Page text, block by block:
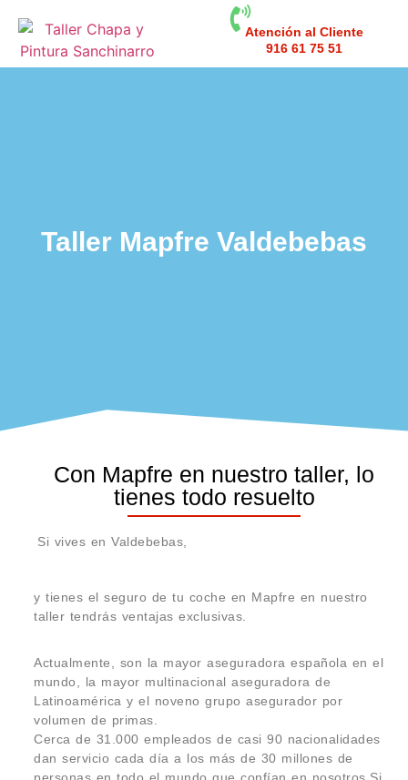
Atención al Cliente
916 61 75 51
Taller Mapfre Valdebebas
Con Mapfre en nuestro taller, lo
tienes todo resuelto
Si vives en Valdebebas,
y tienes el seguro de tu coche en Mapfre en nuestro
taller tendrás ventajas exclusivas.
Actualmente, son la mayor aseguradora española en el
mundo, la mayor multinacional aseguradora de
Latinoamérica y el noveno grupo asegurador por
volumen de primas.
Cerca de 31.000 empleados de casi 90 nacionalidades
dan servicio cada día a los más de 30 millones de